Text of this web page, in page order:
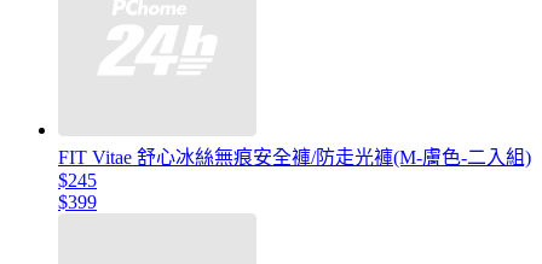
FIT Vitae 舒心冰絲無痕安全褲/防走光褲(M-膚色-二入組)
$245
$399